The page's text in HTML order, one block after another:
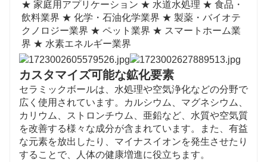
★ 家庭用アプリケーション ★ 水道水処理 ★ 食品・
飲料業界 ★ 化学・石油化学業界 ★ 製薬・バイオテ
クノロジー業界 ★ ペット業界 ★ スマートホーム業
界 ★ 水素エネルギー業界
カスタマイズ可能な鉱化要素
セラミックボールは、水処理や空気浄化などの分野で
広く使用されています。カルシウム、マグネシウム、
カリウム、ストロンチウム、亜鉛など、水質や空気質
を改善する様々な成分が含まれています。また、有益
な元素を放出したり、マイナスイオンを発生させたり
することで、人体の健康増進に役立ちます。